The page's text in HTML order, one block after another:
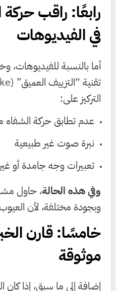
رابعًا: راقب
في الفيديوهات
أما بالنسبة للفيديوهات،
التركيز على:
عدم تطابق حركة
نبرة صوت غير طبيعية
تعبيرات وجه جامدة أو
وفي هذه الحالة، حاول
وبجودة مختلفة، لأن العيوب
خامسًا: قارن
موثوقة
إضافة إلى ما سبق، إذا كان